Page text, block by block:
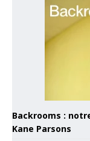
Backrooms :
Kane Parsons